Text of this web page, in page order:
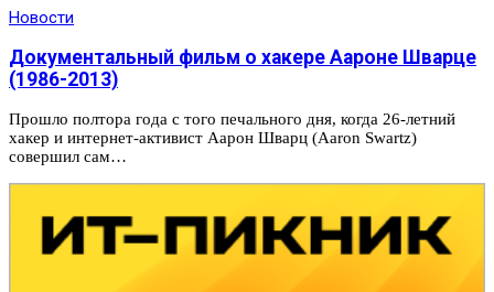
Новости
Документальный фильм о хакере Аароне Шварце
(1986-2013)
Прошло полтора года с того печального дня, когда 26-летний
хакер и интернет-активист Аарон Шварц (Aaron Swartz)
совершил сам…